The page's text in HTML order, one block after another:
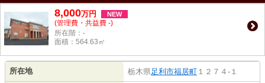
8,000万円 NEW
(管理費・共益費 -)
所在階：-
面積：564.63㎡
所在地 栃木県足利市福居町 １２７４-１